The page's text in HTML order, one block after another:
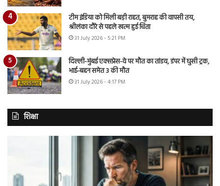
टीम इंडिया को मिली बड़ी राहत, बुमराह की वापसी तय,
श्रीलंका दौरे से पहले खत्म हुई चिंता
31 July 2026 - 5:21 PM
दिल्ली-मुंबई एक्सप्रेस-वे पर मौत का तांडव, डंपर में घुसी ट्रक,
भाई-बहन समेत 3 की मौत
31 July 2026 - 4:17 PM
शिक्षा